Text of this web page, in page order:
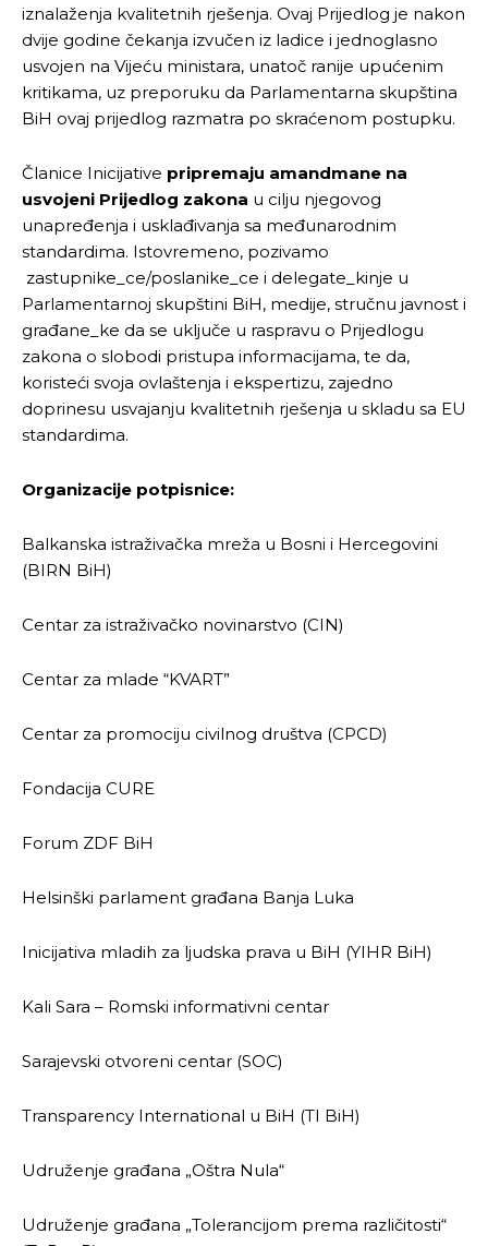
iznalaženja kvalitetnih rješenja. Ovaj Prijedlog je nakon
dvije godine čekanja izvučen iz ladice i jednoglasno
usvojen na Vijeću ministara, unatoč ranije upućenim
kritikama, uz preporuku da Parlamentarna skupština
BiH ovaj prijedlog razmatra po skraćenom postupku.
Članice Inicijative pripremaju amandmane na
usvojeni Prijedlog zakona u cilju njegovog
unapređenja i usklađivanja sa međunarodnim
standardima. Istovremeno, pozivamo
zastupnike_ce/poslanike_ce i delegate_kinje u
Parlamentarnoj skupštini BiH, medije, stručnu javnost i
građane_ke da se uključe u raspravu o Prijedlogu
zakona o slobodi pristupa informacijama, te da,
koristeći svoja ovlaštenja i ekspertizu, zajedno
doprinesu usvajanju kvalitetnih rješenja u skladu sa EU
standardima.
Organizacije potpisnice:
Balkanska istraživačka mreža u Bosni i Hercegovini
(BIRN BiH)
Centar za istraživačko novinarstvo (CIN)
Centar za mlade “KVART”
Centar za promociju civilnog društva (CPCD)
Fondacija CURE
Forum ZDF BiH
Helsinški parlament građana Banja Luka
Inicijativa mladih za ljudska prava u BiH (YIHR BiH)
Kali Sara – Romski informativni centar
Sarajevski otvoreni centar (SOC)
Transparency International u BiH (TI BiH)
Udruženje građana „Oštra Nula“
Udruženje građana „Tolerancijom prema različitosti“